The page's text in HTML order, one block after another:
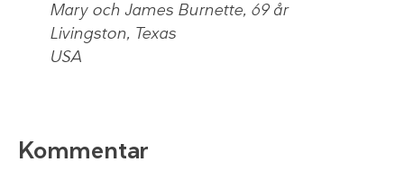
Mary och James Burnette, 69 år
Livingston, Texas
USA
Kommentar